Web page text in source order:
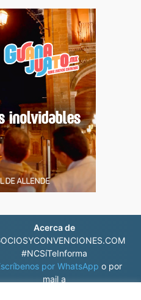
Acerca de
#NCSíTeInforma
por WhatsAppo por
mail a